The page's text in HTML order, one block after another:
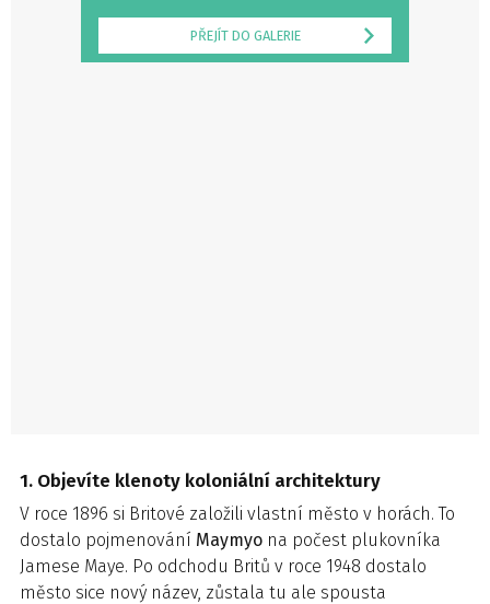
PŘEJÍT DO GALERIE
1. Objevíte klenoty koloniální architektury
V roce 1896 si Britové založili vlastní město v horách. To
dostalo pojmenování Maymyo na počest plukovníka
Jamese Maye. Po odchodu Britů v roce 1948 dostalo
město sice nový název, zůstala tu ale spousta